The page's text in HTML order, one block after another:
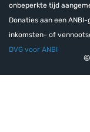
onbeperkte tijd
Donaties aan een
inkomsten- of
DVG voor ANBI
©